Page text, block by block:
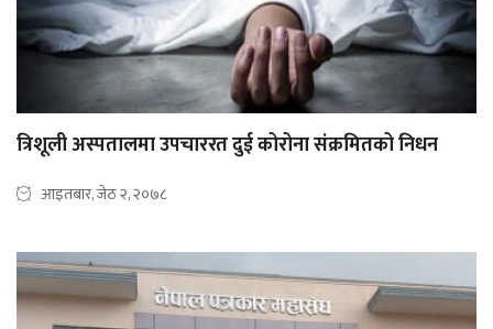
त्रिशूली अस्पतालमा उपचाररत दुई कोरोना संक्रमितको निधन
आइतबार, जेठ २, २०७८